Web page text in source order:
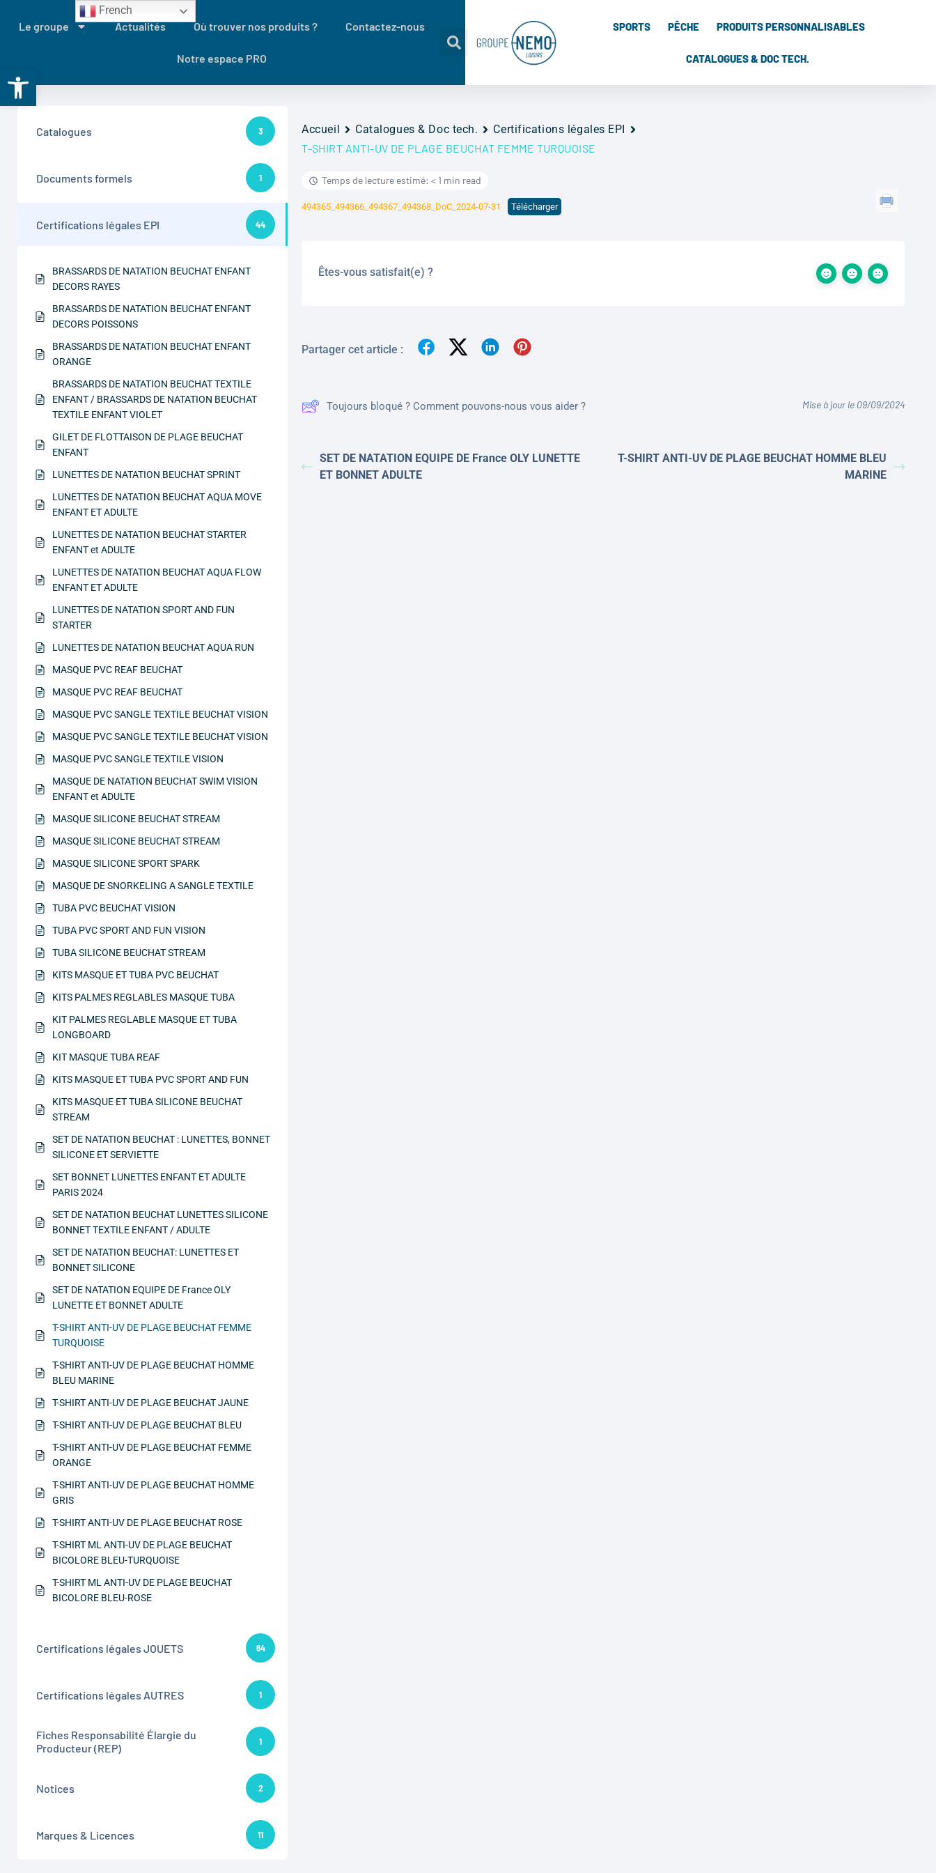
Ouvrir la barre d’outils
Le groupe Actualités Où trouver nos produits ? Contactez-nous
Notre espace PRO
SPORTS PÊCHE PRODUITS PERSONNALISABLES
CATALOGUES & DOC TECH.
Catalogues 3
Documents formels 1
Certifications légales EPI 44
BRASSARDS DE NATATION BEUCHAT ENFANT
DECORS RAYES
BRASSARDS DE NATATION BEUCHAT ENFANT
DECORS POISSONS
BRASSARDS DE NATATION BEUCHAT ENFANT
ORANGE
BRASSARDS DE NATATION BEUCHAT TEXTILE
ENFANT / BRASSARDS DE NATATION BEUCHAT
TEXTILE ENFANT VIOLET
GILET DE FLOTTAISON DE PLAGE BEUCHAT
ENFANT
LUNETTES DE NATATION BEUCHAT SPRINT
LUNETTES DE NATATION BEUCHAT AQUA MOVE
ENFANT ET ADULTE
LUNETTES DE NATATION BEUCHAT STARTER
ENFANT et ADULTE
LUNETTES DE NATATION BEUCHAT AQUA FLOW
ENFANT ET ADULTE
LUNETTES DE NATATION SPORT AND FUN
STARTER
LUNETTES DE NATATION BEUCHAT AQUA RUN
MASQUE PVC REAF BEUCHAT
MASQUE PVC REAF BEUCHAT
MASQUE PVC SANGLE TEXTILE BEUCHAT VISION
MASQUE PVC SANGLE TEXTILE BEUCHAT VISION
MASQUE PVC SANGLE TEXTILE VISION
MASQUE DE NATATION BEUCHAT SWIM VISION
ENFANT et ADULTE
MASQUE SILICONE BEUCHAT STREAM
MASQUE SILICONE BEUCHAT STREAM
MASQUE SILICONE SPORT SPARK
MASQUE DE SNORKELING A SANGLE TEXTILE
TUBA PVC BEUCHAT VISION
TUBA PVC SPORT AND FUN VISION
TUBA SILICONE BEUCHAT STREAM
KITS MASQUE ET TUBA PVC BEUCHAT
KITS PALMES REGLABLES MASQUE TUBA
KIT PALMES REGLABLE MASQUE ET TUBA
LONGBOARD
KIT MASQUE TUBA REAF
KITS MASQUE ET TUBA PVC SPORT AND FUN
KITS MASQUE ET TUBA SILICONE BEUCHAT
STREAM
SET DE NATATION BEUCHAT : LUNETTES, BONNET
SILICONE ET SERVIETTE
SET BONNET LUNETTES ENFANT ET ADULTE
PARIS 2024
SET DE NATATION BEUCHAT LUNETTES SILICONE
BONNET TEXTILE ENFANT / ADULTE
SET DE NATATION BEUCHAT: LUNETTES ET
BONNET SILICONE
SET DE NATATION EQUIPE DE France OLY
LUNETTE ET BONNET ADULTE
T-SHIRT ANTI-UV DE PLAGE BEUCHAT FEMME
TURQUOISE
T-SHIRT ANTI-UV DE PLAGE BEUCHAT HOMME
BLEU MARINE
T-SHIRT ANTI-UV DE PLAGE BEUCHAT JAUNE
T-SHIRT ANTI-UV DE PLAGE BEUCHAT BLEU
T-SHIRT ANTI-UV DE PLAGE BEUCHAT FEMME
ORANGE
T-SHIRT ANTI-UV DE PLAGE BEUCHAT HOMME
GRIS
T-SHIRT ANTI-UV DE PLAGE BEUCHAT ROSE
T-SHIRT ML ANTI-UV DE PLAGE BEUCHAT
BICOLORE BLEU-TURQUOISE
T-SHIRT ML ANTI-UV DE PLAGE BEUCHAT
BICOLORE BLEU-ROSE
Certifications légales JOUETS 64
Certifications légales AUTRES 1
Fiches Responsabilité Élargie du
Producteur (REP)
1
Notices 2
Marques & Licences 11
Accueil Catalogues & Doc tech.
Certifications légales EPI
T-SHIRT ANTI-UV DE PLAGE BEUCHAT FEMME TURQUOISE
Temps de lecture estimé: < 1 min read
494365_494366_494367_494368_DoC_2024-07-31 Télécharger
Êtes-vous satisfait(e) ?
Partager cet article :
Toujours bloqué ? Comment pouvons-nous vous aider ? Mise à jour le 09/09/2024
SET DE NATATION EQUIPE DE France OLY LUNETTE
ET BONNET ADULTE
T-SHIRT ANTI-UV DE PLAGE BEUCHAT HOMME BLEU
MARINE
French